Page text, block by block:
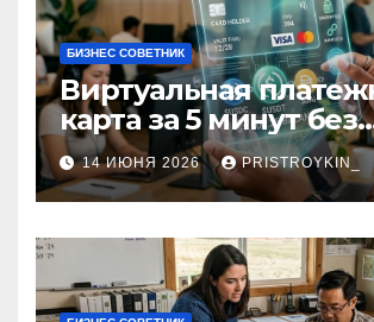
БИЗНЕС СОВЕТНИК
Виртуальная
карта за 5 минут без
верификации и
банков с
долларовом
14 ИЮНЯ 2026 PRISTROYKIN_